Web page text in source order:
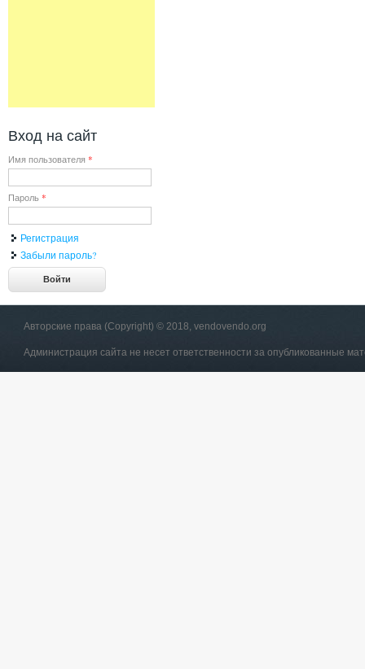
Вход на сайт
Имя пользователя *
Пароль *
Регистрация
Забыли пароль?
Авторские права (Copyright) © 2018, vendovendo.org
Администрация сайта не несет ответственности за опубликованные